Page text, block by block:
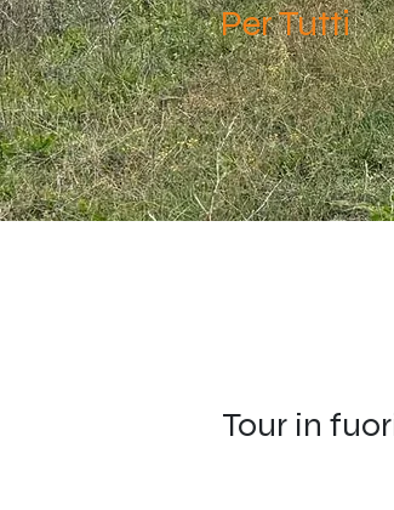
Per Tutti
Tour in